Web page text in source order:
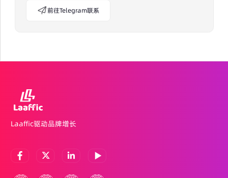
前往Telegram联系
Laaffic驱动品牌增长